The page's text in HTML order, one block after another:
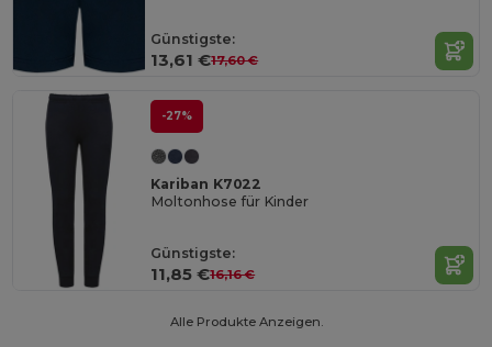
Günstigste:
13,61 €17,60 €
-27%
Kariban K7022
Moltonhose für Kinder
Günstigste:
11,85 €16,16 €
Alle Produkte Anzeigen.